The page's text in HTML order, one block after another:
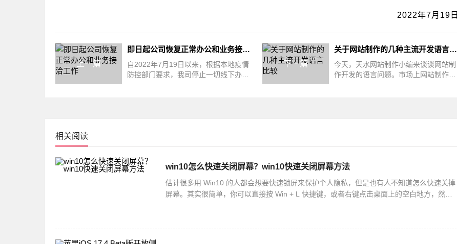
2022年7月19日
上一篇
即日起公司恢复正常办公和业务接洽工作
自2022年7月19日以来，根据本地疫情
防控部门要求，我司停止一切线下办公
下一篇
关于网站制作的几种主流开发语言比较
今天，天水网站制作小编来谈谈网站制
作开发的语言问题。市场上网站制作开
相关阅读
win10怎么快速关闭屏幕？win10快速关闭屏幕方法
估计很多用 Win10 的人都会想要快速锁屏来保护个人隐私，但是也有人不知道怎么快速关掉
屏幕。其实很简单，你可以直接按 Win + L 快捷键，或者右键点击桌面上的空白地方，然后